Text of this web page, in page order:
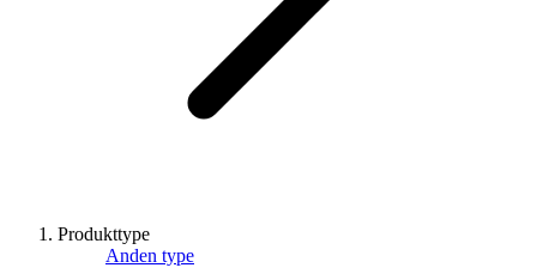
Produkttype
Anden type